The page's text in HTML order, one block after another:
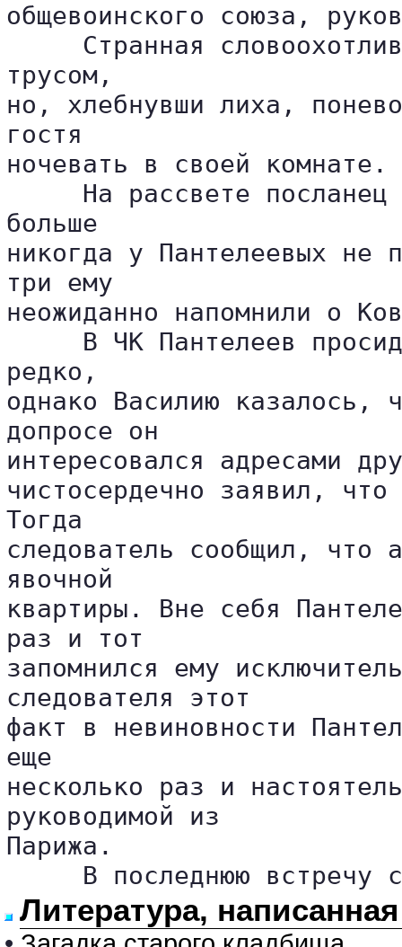
общевоинского союза,
Странная
трусом,
но, хлебнувши лиха,
гостя
ночевать в своей комнате.
На рассвете
больше
никогда у Пантелеевых не
три ему
неожиданно напомнили о
В ЧК Пантелеев
редко,
однако Василию казалось,
допросе он
интересовался адресами
чистосердечно заявил,
Тогда
следователь сообщил, что
явочной
квартиры. Вне себя
раз и тот
запомнился ему
следователя этот
факт в невиновности
еще
несколько раз и
руководимой из
Парижа.
В последнюю встречу
Литература,